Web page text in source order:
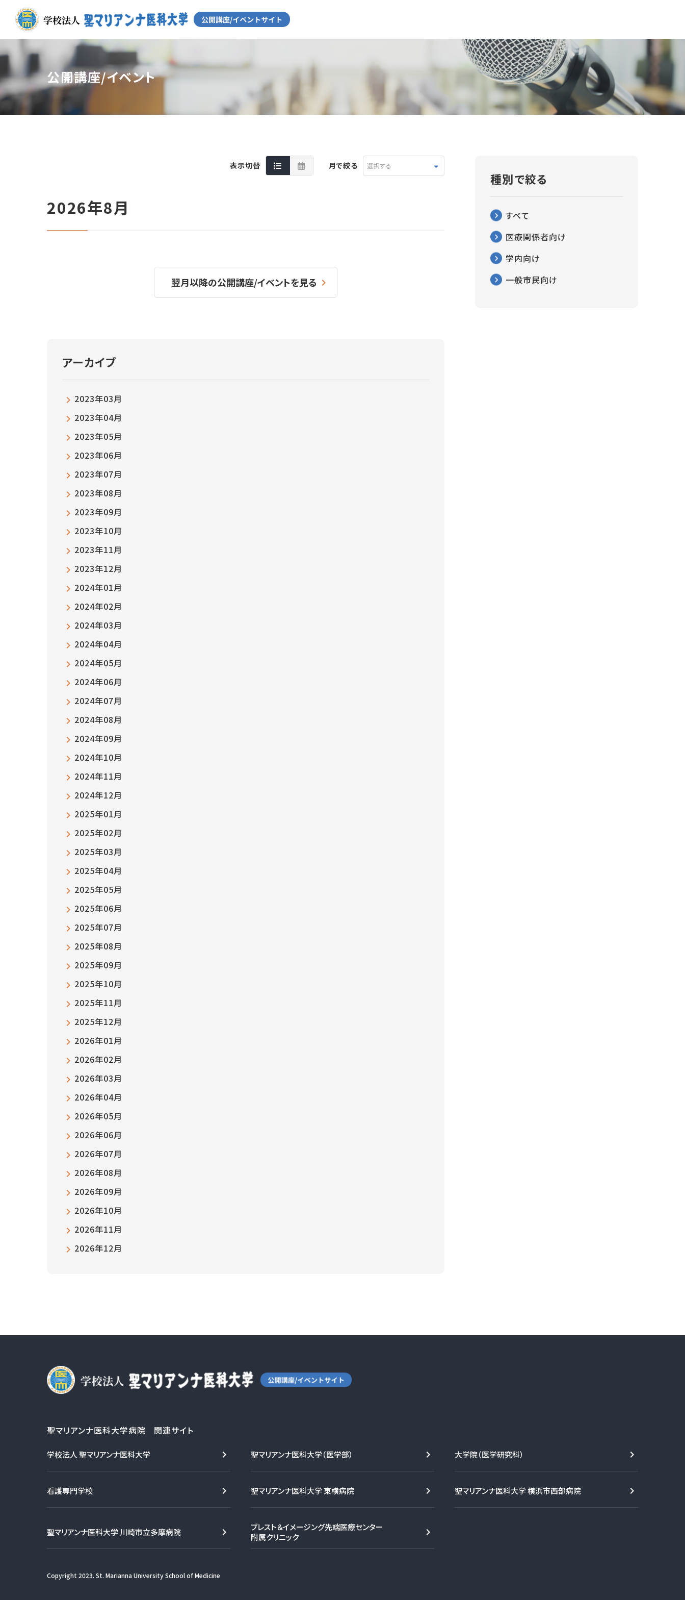
公開講座/イベント
表示切替 月で絞る 選択する
2026年8月
翌月以降の公開講座/イベントを見る
アーカイブ
2023年03月
2023年04月
2023年05月
2023年06月
2023年07月
2023年08月
2023年09月
2023年10月
2023年11月
2023年12月
2024年01月
2024年02月
2024年03月
2024年04月
2024年05月
2024年06月
2024年07月
2024年08月
2024年09月
2024年10月
2024年11月
2024年12月
2025年01月
2025年02月
2025年03月
2025年04月
2025年05月
2025年06月
2025年07月
2025年08月
2025年09月
2025年10月
2025年11月
2025年12月
2026年01月
2026年02月
2026年03月
2026年04月
2026年05月
2026年06月
2026年07月
2026年08月
2026年09月
2026年10月
2026年11月
2026年12月
種別で絞る
すべて
医療関係者向け
学内向け
一般市民向け
聖マリアンナ医科大学病院 関連サイト
学校法人 聖マリアンナ医科大学 聖マリアンナ医科大学（医学部） 大学院（医学研究科）
看護専門学校 聖マリアンナ医科大学 東横病院 聖マリアンナ医科大学 横浜市西部病院
聖マリアンナ医科大学 川崎市立多摩病院
ブレスト＆イメージング先端医療センター
附属クリニック
Copyright 2023. St. Marianna University School of Medicine